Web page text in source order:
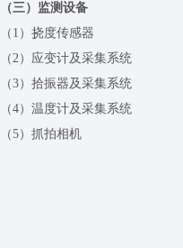
（三）监测设备
（1）挠度传感器
（2）应变计及采集系统
（3）拾振器及采集系统
（4）温度计及采集系统
（5）抓拍相机